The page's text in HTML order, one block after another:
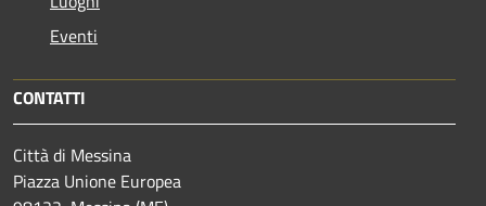
Eventi
CONTATTI
Città di Messina
Piazza Unione Europea